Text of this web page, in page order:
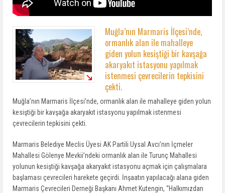
Muğla’nın Marmaris İlçesi’nde,
ormanlık alan ile mahalleye
giden yolun kesiştiği bir kavşağa
akaryakıt istasyonu yapılmak
istenmesi çevrecilerin tepkisini
çekti.
Muğla’nın Marmaris İlçesi’nde, ormanlık alan ile mahalleye giden yolun
kesiştiği bir kavşağa akaryakıt istasyonu yapılmak istenmesi
çevrecilerin tepkisini çekti.
Marmaris Belediye Meclis Üyesi AK Partili Uysal Avcı’nın İçmeler
Mahallesi Gölenye Mevkii’ndeki ormanlık alan ile Turunç Mahallesi
yolunun kesiştiği kavşağa akaryakıt istasyonu açmak için çalışmalara
başlaması çevrecileri harekete geçirdi. İnşaatın yapılacağı alana giden
Marmaris Çevrecileri Derneği Başkanı Ahmet Kutengin, “Halkımızdan